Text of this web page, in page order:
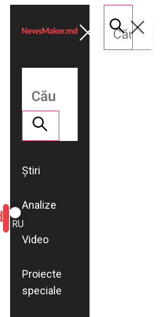
ROMÂNĂ
RU
Știri
Analize
Video
Proiecte
speciale